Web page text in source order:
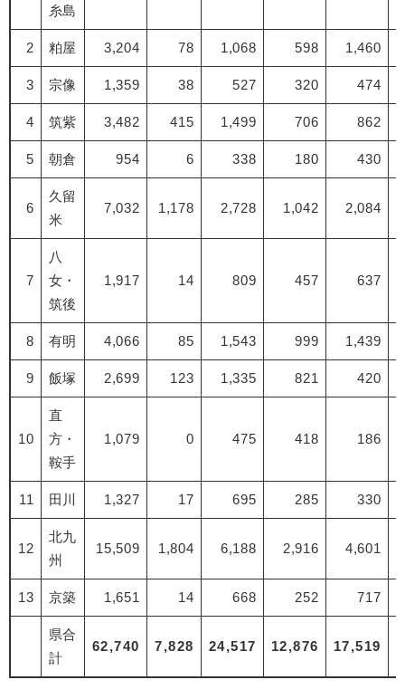
糸島
2 粕屋 3,204 78 1,068 598 1,460
3 宗像 1,359 38 527 320 474
4 筑紫 3,482 415 1,499 706 862
5 朝倉 954 6 338 180 430
6
久留
米
7,032 1,178 2,728 1,042 2,084
7
八
女・
筑後
1,917 14 809 457 637
8 有明 4,066 85 1,543 999 1,439
9 飯塚 2,699 123 1,335 821 420
10
直
方・
鞍手
1,079 0 475 418 186
11 田川 1,327 17 695 285 330
12
北九
州
15,509 1,804 6,188 2,916 4,601
13 京築 1,651 14 668 252 717
県合
計
62,740 7,828 24,517 12,876 17,519